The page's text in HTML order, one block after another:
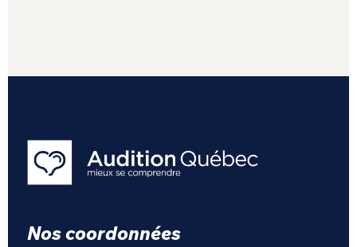
Nos coordonnées